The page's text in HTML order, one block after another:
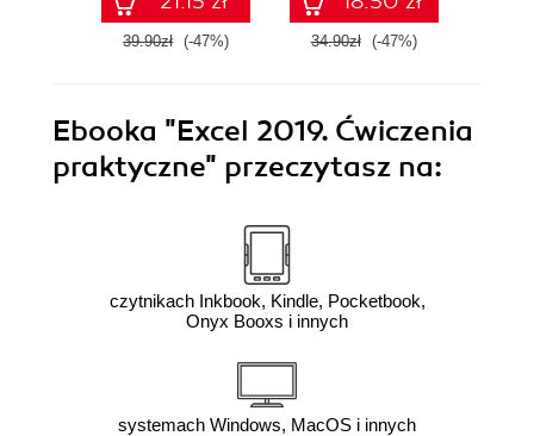
39.90zł (-47%) 34.90zł (-47%)
Ebooka "Excel 2019. Ćwiczenia
praktyczne" przeczytasz na:
czytnikach Inkbook, Kindle, Pocketbook,
Onyx Booxs i innych
systemach Windows, MacOS i innych